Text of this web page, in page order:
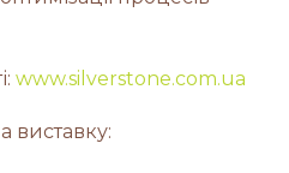
www.silverstone.com.ua
виставку: